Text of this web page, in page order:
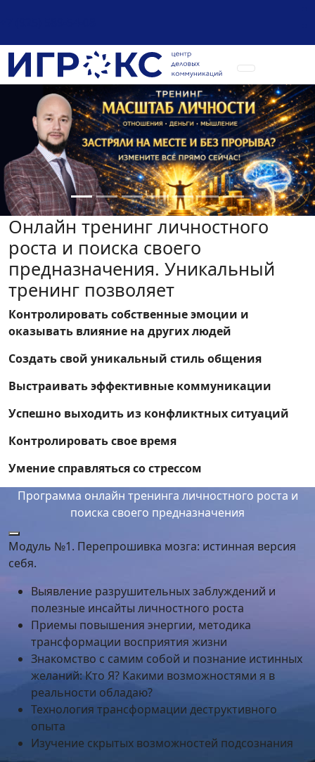
Онлайн тренинг личностного
роста и поиска своего
предназначения. Уникальный
тренинг позволяет
Контролировать собственные эмоции и
оказывать влияние на других людей
Создать свой уникальный стиль общения
Выстраивать эффективные коммуникации
Успешно выходить из конфликтных ситуаций
Контролировать свое время
Умение справляться со стрессом
Программа онлайн тренинга личностного роста и
поиска своего предназначения
Модуль №1. Перепрошивка мозга: истинная версия
себя.
Выявление разрушительных заблуждений и
полезные инсайты личностного роста
Приемы повышения энергии, методика
трансформации восприятия жизни
Знакомство с самим собой и познание истинных
желаний: Кто Я? Какими возможностями я в
реальности обладаю?
Технология трансформации деструктивного
опыта
Изучение скрытых возможностей подсознания